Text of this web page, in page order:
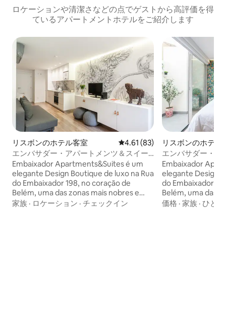
ロケーションや清潔さなどの点でゲストから高評価を得
ているアパートメントホテルをご紹介します
リスボンのホテル客室 レビュー83件、5つ星中4.61つ
4.61 (83)
エンバサダー・アパートメンツ＆スイー
ツ（アパートメント1）
Embaixador Apartments&Suites é um
elegante Design Boutique de luxo na Rua
do Embaixador 198, no coração de
Belém, uma das zonas mais nobres e
turísticas de Lisboa. A poucos passos do
家族 · ロケーション · チェックイン
リスボンのホテル
エンバサダー・ア
ツ（アパートメン
Embaixador
elegante Design
do Embaixador
Belém, uma das
turísticas de
価格 ·家族 ·ひと